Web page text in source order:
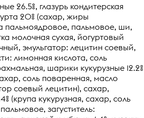
26.5%, глазурь кондитерская
20% (сахар, жиры
пальмоядровое, пальмовое, ши,
молочная сухая, йогуртовый
эмульгатор: лецитин соевый,
лимонная кислота, соль
шарики кукурузные 12.2%
соль поваренная, масло
соевый лецитин), сахар,
(крупа кукурузная, сахар, соль
загуститель: